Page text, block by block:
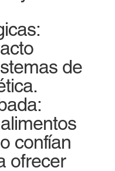
de
confían
ofrecer